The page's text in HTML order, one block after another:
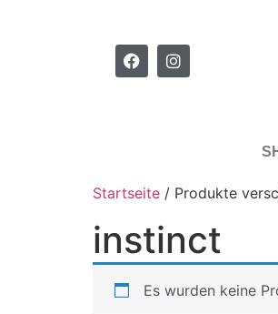
Startseite / Produkte
instinct
Es wurden keine